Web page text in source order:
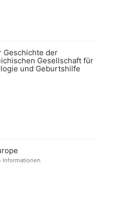
Geschichte der
Gesellschaft für
und Geburtshilfe
Informationen